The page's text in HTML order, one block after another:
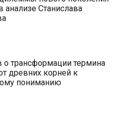
анализе Станислава
трансформации термина
древних корней к
пониманию